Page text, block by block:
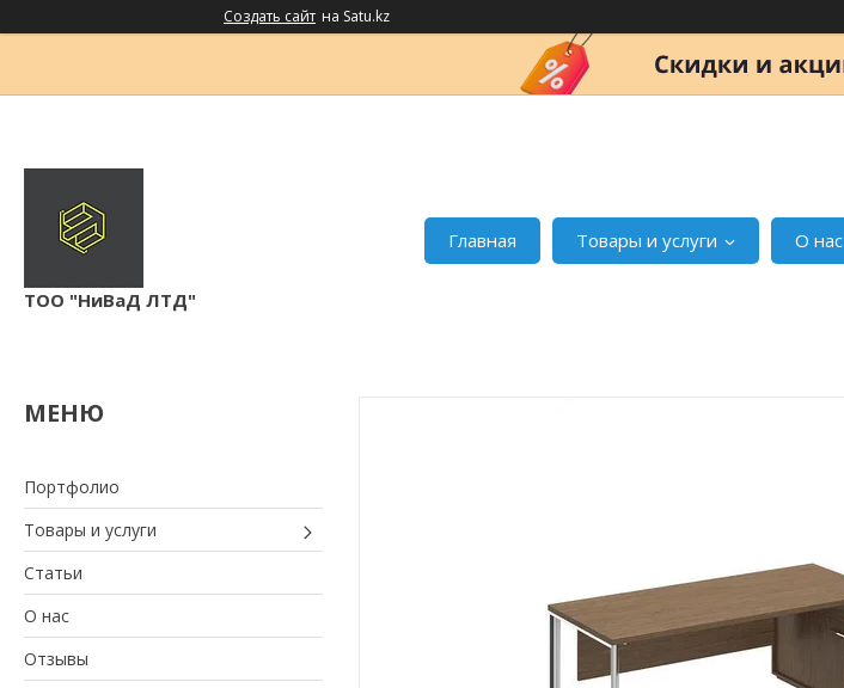
Создать сайт на Satu.kz
ТОО "НиВаД ЛТД"
Главная Товары и услуги О нас
Портфолио
Товары и услуги
Статьи
О нас
Отзывы